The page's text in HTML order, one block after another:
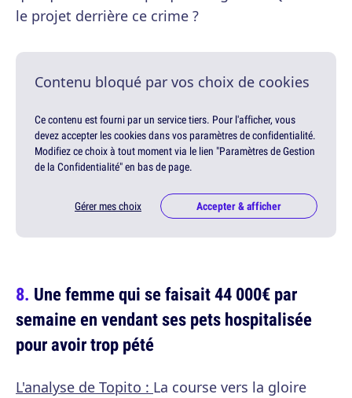
le projet derrière ce crime ?
Contenu bloqué par vos choix de cookies
Ce contenu est fourni par un service tiers. Pour l'afficher, vous
devez accepter les cookies dans vos paramètres de confidentialité.
Modifiez ce choix à tout moment via le lien "Paramètres de Gestion
de la Confidentialité" en bas de page.
Gérer mes choix Accepter & afficher
Une femme qui se faisait 44 000€ par
semaine en vendant ses pets hospitalisée
pour avoir trop pété
L'analyse de Topito : La course vers la gloire